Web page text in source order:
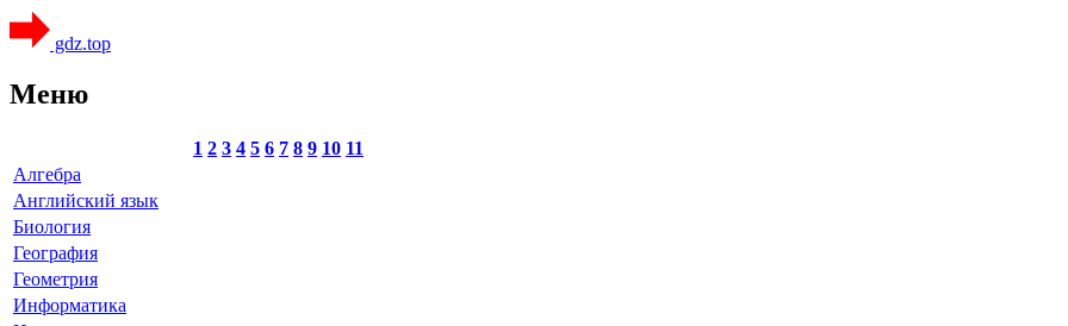
gdz.top
Меню
1 2 3 4 5 6 7 8 9 10 11
Алгебра
Английский язык
Биология
География
Геометрия
Информатика